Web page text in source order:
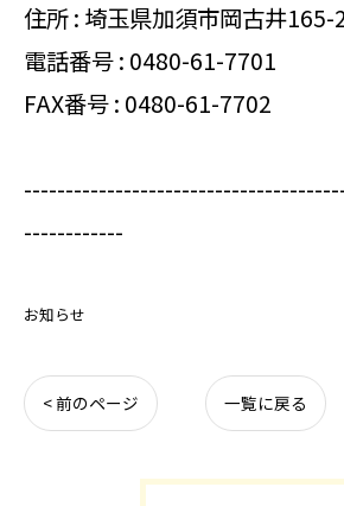
住所 : 埼玉県加須市岡古井165-
電話番号 : 0480-61-7701
FAX番号 : 0480-61-7702
------------
お知らせ
< 前のページ 一覧に戻る